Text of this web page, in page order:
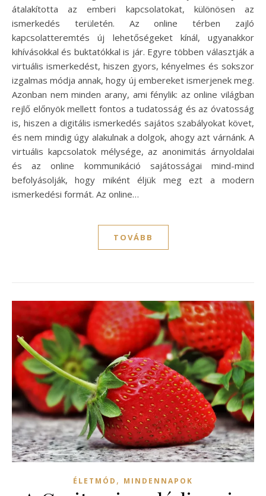
átalakította az emberi kapcsolatokat, különösen az
ismerkedés területén. Az online térben zajló
kapcsolatteremtés új lehetőségeket kínál, ugyanakkor
kihívásokkal és buktatókkal is jár. Egyre többen választják a
virtuális ismerkedést, hiszen gyors, kényelmes és sokszor
izgalmas módja annak, hogy új embereket ismerjenek meg.
Azonban nem minden arany, ami fénylik: az online világban
rejlő előnyök mellett fontos a tudatosság és az óvatosság
is, hiszen a digitális ismerkedés sajátos szabályokat követ,
és nem mindig úgy alakulnak a dolgok, ahogy azt várnánk. A
virtuális kapcsolatok mélysége, az anonimitás árnyoldalai
és az online kommunikáció sajátosságai mind-mind
befolyásolják, hogy miként éljük meg ezt a modern
ismerkedési formát. Az online…
TOVÁBB
ÉLETMÓD , MINDENNAPOK